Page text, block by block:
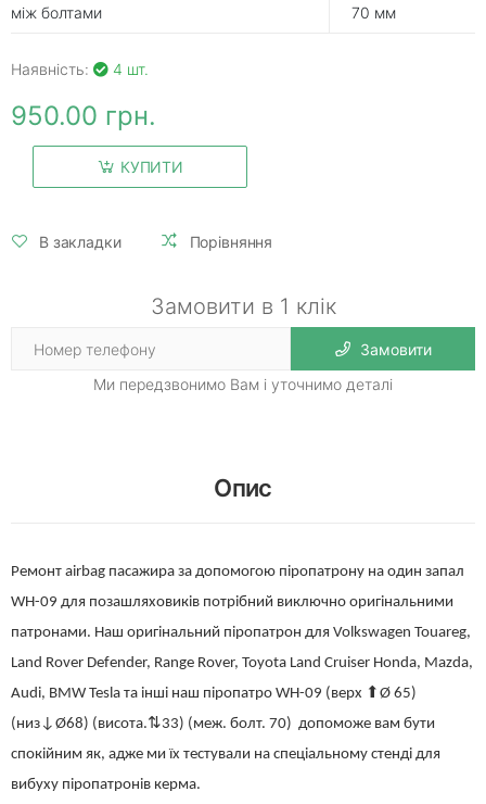
між болтами 70 мм
Наявність: 4 шт.
950.00 грн.
КУПИТИ
В закладки Порівняння
Замовити в 1 клік
Замовити
Ми передзвонимо Вам і уточнимо деталі
Опис
Ремонт airbag пасажира за допомогою піропатрону на один запал
WH-09 для позашляховиків потрібний виключно оригінальними
патронами. Наш оригінальний піропатрон для Volkswagen Touareg,
Land Rover Defender, Range Rover, Toyota Land Cruiser Honda, Mazda,
Audi, BMW Tesla та інші наш піропатро WH-09 (верх ⬆Ø 65)
(низ↓Ø68) (висота.⇅33) (меж. болт. 70) допоможе вам бути
спокійним як, адже ми їх тестували на спеціальному стенді для
вибуху піропатронів керма.